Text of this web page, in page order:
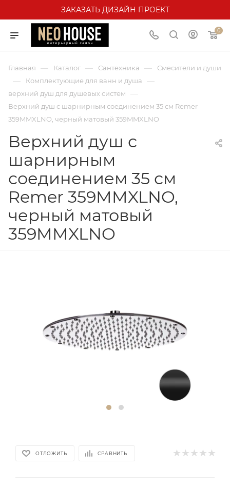
ЗАКАЗАТЬ ДИЗАЙН ПРОЕКТ
0
Главная — Каталог — Сантехника — Смесители и души
— Комплектующие для ванн и душа —
верхний душ для душевых систем —
Верхний душ с шарнирным соединением 35 см Remer
359MMXLNO, черный матовый 359MMXLNO
Верхний душ с
шарнирным
соединением 35 см
Remer 359MMXLNO,
черный матовый
359MMXLNO
ОТЛОЖИТЬ СРАВНИТЬ